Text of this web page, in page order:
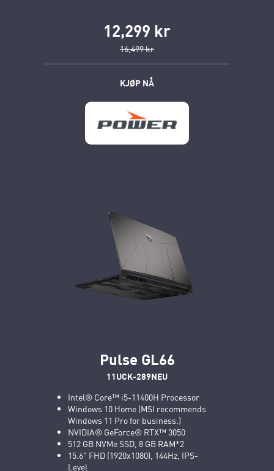
12,299 kr
16,499 kr
KJØP NÅ
Pulse GL66
11UCK-289NEU
Intel® Core™ i5-11400H Processor
Windows 10 Home (MSI recommends
Windows 11 Pro for business.)
NVIDIA® GeForce® RTX™ 3050
512 GB NVMe SSD, 8 GB RAM*2
15.6" FHD (1920x1080), 144Hz, IPS-
Level